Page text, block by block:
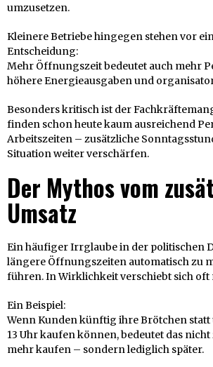
umzusetzen.
Kleinere Betriebe hingegen stehen vor
Entscheidung:
Mehr Öffnungszeit bedeutet auch mehr
höhere Energieausgaben und
Besonders kritisch ist der
finden schon heute kaum ausreichend
Arbeitszeiten – zusätzliche
Situation weiter verschärfen.
Der Mythos vom
Umsatz
Ein häufiger Irrglaube in der politischen
längere Öffnungszeiten automatisch zu
führen. In Wirklichkeit verschiebt sich oft
Ein Beispiel:
Wenn Kunden künftig ihre Brötchen statt
13 Uhr kaufen können, bedeutet das
mehr kaufen – sondern lediglich später.